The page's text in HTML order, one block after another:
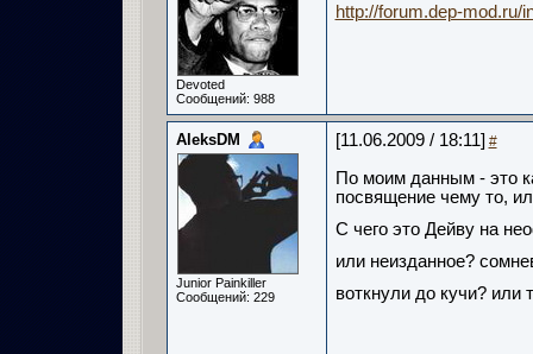
Devoted
Сообщений: 988
http://forum.dep-mod.ru/
AleksDM
Junior Painkiller
Сообщений: 229
[11.06.2009 / 18:11] #
По моим данным - это
посвящение чему то,
С чего это Дейву на
или неизданное?
воткнули до кучи? или